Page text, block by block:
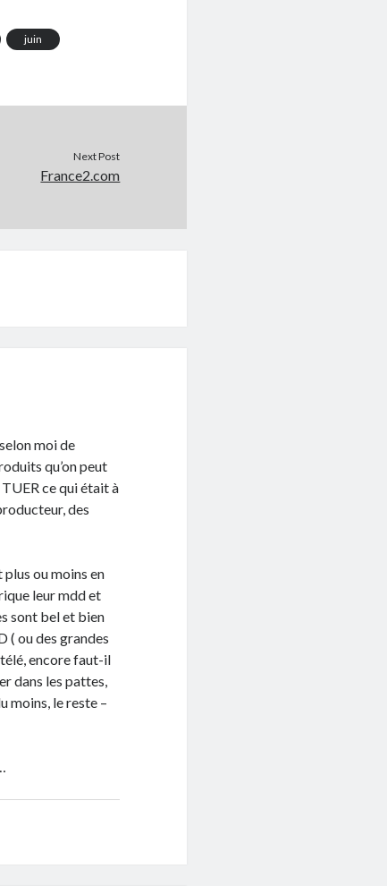
juin
Next Post
France2.com
moi de
qu’on peut
ce qui était à
des
ou moins en
leur mdd et
sont bel et bien
( ou des grandes
encore faut-il
dans les pattes,
moins, le reste –